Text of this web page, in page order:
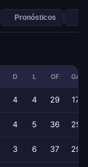
Pronósticos
D L GF GA
4 4 29 17
4 5 36 25
3 6 37 29